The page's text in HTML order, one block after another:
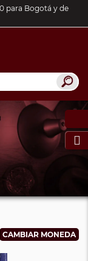
para Bogotá y de
